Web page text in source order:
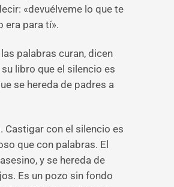
«devuélveme lo que te
era para tí».
palabras curan, dicen
libro que el silencio es
se hereda de padres a
Castigar con el silencio es
que con palabras. El
y se hereda de
Es un pozo sin fondo